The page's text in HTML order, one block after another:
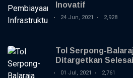
Inovatif
24 Jun, 2021 2,928
Tol Serpong-
Ditargetkan
2021
01 Jul, 2021 2,761